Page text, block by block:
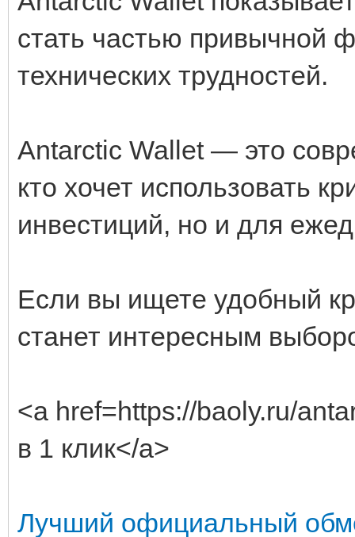
стать частью привычной
технических трудностей.
Antarctic Wallet — это
кто хочет использовать
инвестиций, но и для
Если вы ищете удобный
станет интересным
<a href=https://baoly.ru/
в 1 клик</a>
Лучший официальный